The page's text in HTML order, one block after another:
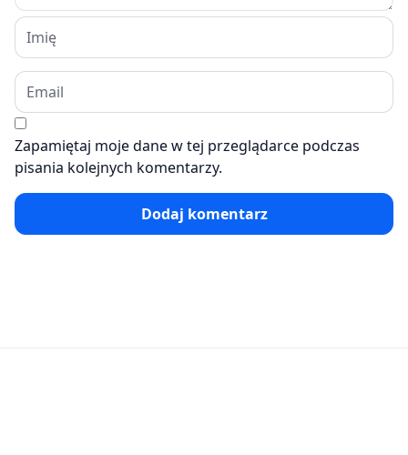
Zapamiętaj moje dane w tej przeglądarce podczas
pisania kolejnych komentarzy.
Dodaj komentarz